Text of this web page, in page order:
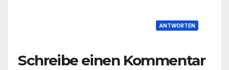
ANTWORTEN
Schreibe einen Kommentar